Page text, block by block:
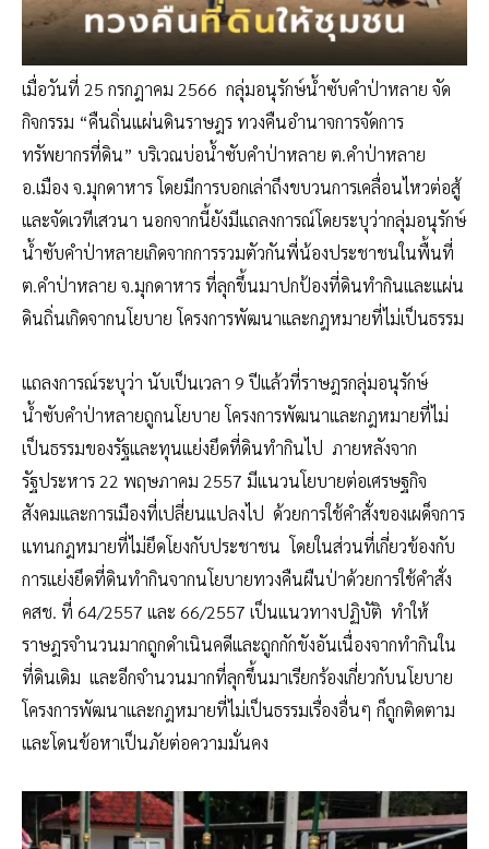
เมื่อวันที่ 25 กรกฎาคม 2566 กลุ่มอนุรักษ์น้ำซับคำป่าหลาย จัด
กิจกรรม “คืนถิ่นแผ่นดินราษฎร ทวงคืนอำนาจการจัดการ
ทรัพยากรที่ดิน” บริเวณบ่อน้ำซับคำป่าหลาย ต.คำป่าหลาย
อ.เมือง จ.มุกดาหาร โดยมีการบอกเล่าถึงขบวนการเคลื่อนไหวต่อสู้
และจัดเวทีเสวนา นอกจากนี้ยังมีแถลงการณ์โดยระบุว่ากลุ่มอนุรักษ์
น้ำซับคำป่าหลายเกิดจากการรวมตัวกันพี่น้องประชาชนในพื้นที่
ต.คำป่าหลาย จ.มุกดาหาร ที่ลุกขึ้นมาปกป้องที่ดินทำกินและแผ่น
ดินถิ่นเกิดจากนโยบาย โครงการพัฒนาและกฎหมายที่ไม่เป็นธรรม
แถลงการณ์ระบุว่า นับเป็นเวลา 9 ปีแล้วที่ราษฎรกลุ่มอนุรักษ์
น้ำซับคำป่าหลายถูกนโยบาย โครงการพัฒนาและกฎหมายที่ไม่
เป็นธรรมของรัฐและทุนแย่งยึดที่ดินทำกินไป ภายหลังจาก
รัฐประหาร 22 พฤษภาคม 2557 มีแนวนโยบายต่อเศรษฐกิจ
สังคมและการเมืองที่เปลี่ยนแปลงไป ด้วยการใช้คำสั่งของเผด็จการ
แทนกฎหมายที่ไม่ยึดโยงกับประชาชน โดยในส่วนที่เกี่ยวข้องกับ
การแย่งยึดที่ดินทำกินจากนโยบายทวงคืนผืนป่าด้วยการใช้คำสั่ง
คสช. ที่ 64/2557 และ 66/2557 เป็นแนวทางปฏิบัติ ทำให้
ราษฎรจำนวนมากถูกดำเนินคดีและถูกกักขังอันเนื่องจากทำกินใน
ที่ดินเดิม และอีกจำนวนมากที่ลุกขึ้นมาเรียกร้องเกี่ยวกับนโยบาย
โครงการพัฒนาและกฎหมายที่ไม่เป็นธรรมเรื่องอื่นๆ ก็ถูกติดตาม
และโดนข้อหาเป็นภัยต่อความมั่นคง